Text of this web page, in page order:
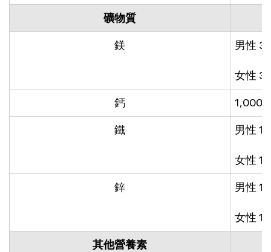
礦物質
鎂 男性
女性
鈣 1,000
鐵 男性
女性
鋅 男性
女性
其他營養素